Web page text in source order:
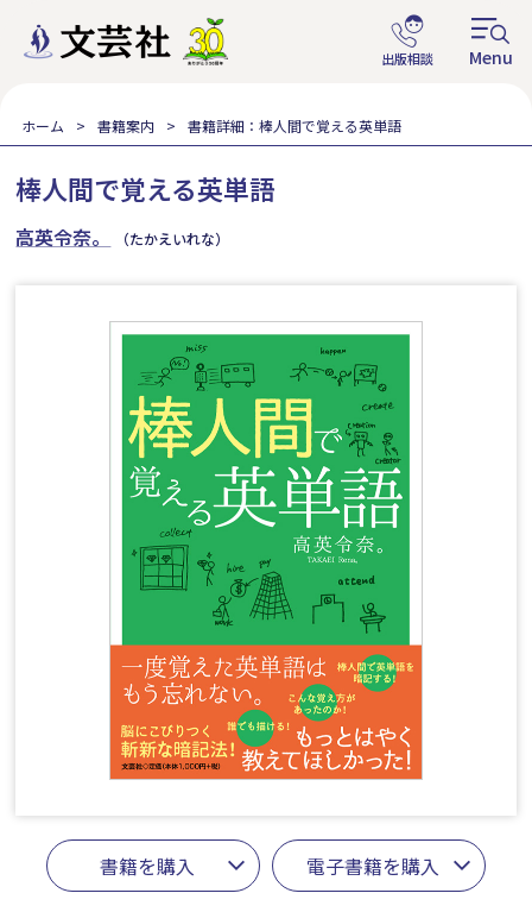
ホーム 書籍案内 書籍詳細：棒人間で覚える英単語
棒人間で覚える英単語
高英令奈。 （たかえいれな）
書籍を購入 電子書籍を購入